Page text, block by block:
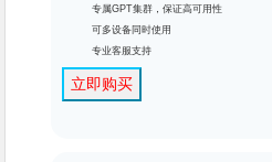
专属GPT集群，保证高可用性
可多设备同时使用
专业客服支持
立即购买